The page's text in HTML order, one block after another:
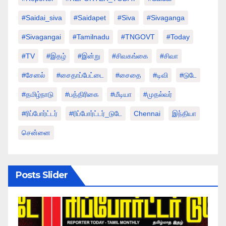
#saidai_siva #saidapet #Siva #Sivaganga
#sivagangai #tamilnadu #TNGOVT #today
#TV #இதழ் #இன்று #சிவகங்கை #சிவா
#சேனல் #சைதாப்பேட்டை #சைதை #டிவி #டுடே
#தமிழ்நாடு #பத்திரிகை #மீடியா #முதல்வர்
#ரிப்போர்ட்டர் #ரிப்போர்ட்டர்_டுடே Chennai இந்தியா
சென்னை
Posts Slider